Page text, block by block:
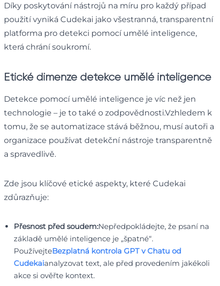
Díky poskytování nástrojů na míru pro každý případ
použití vyniká Cudekai jako všestranná, transparentní
platforma pro detekci pomocí umělé inteligence,
která chrání soukromí.
Etické dimenze detekce umělé inteligence
Detekce pomocí umělé inteligence je víc než jen
technologie – je to také o zodpovědnosti.Vzhledem k
tomu, že se automatizace stává běžnou, musí autoři a
organizace používat detekční nástroje transparentně
a spravedlivě.
Zde jsou klíčové etické aspekty, které Cudekai
zdůrazňuje:
Přesnost před soudem:Nepředpokládejte, že psaní na
základě umělé inteligence je „špatné“.
PoužívejteBezplatná kontrola GPT v Chatu od
Cudekaianalyzovat text, ale před provedením jakékoli
akce si ověřte kontext.